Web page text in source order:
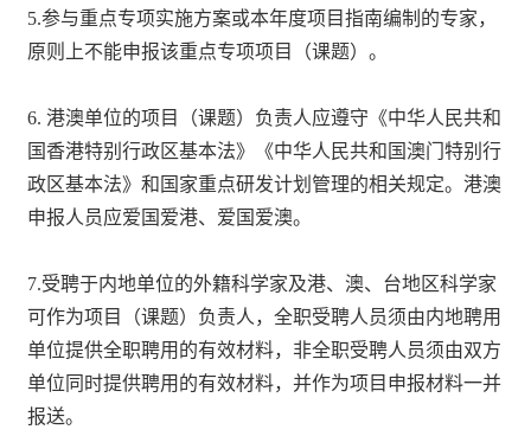
5.参与重点专项实施方案或本年度项目指南编制的专家，
原则上不能申报该重点专项项目（课题）。
6. 港澳单位的项目（课题）负责人应遵守《中华人民共和
国香港特别行政区基本法》《中华人民共和国澳门特别行
政区基本法》和国家重点研发计划管理的相关规定。港澳
申报人员应爱国爱港、爱国爱澳。
7.受聘于内地单位的外籍科学家及港、澳、台地区科学家
可作为项目（课题）负责人，全职受聘人员须由内地聘用
单位提供全职聘用的有效材料，非全职受聘人员须由双方
单位同时提供聘用的有效材料，并作为项目申报材料一并
报送。